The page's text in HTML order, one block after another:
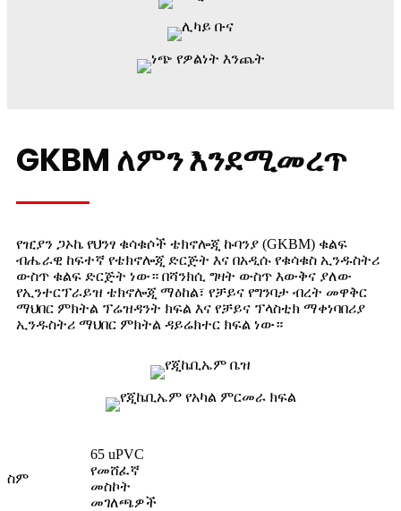
GKBM ለምን እንደሚመረጥ
የዢያን ጋኦኬ የህንፃ ቁሳቁሶች ቴክኖሎጂ ኩባንያ (GKBM) ቁልፍ
ብሔራዊ ከፍተኛ የቴክኖሎጂ ድርጅት እና በአዲሱ የቁሳቁስ ኢንዱስትሪ
ውስጥ ቁልፍ ድርጅት ነው። በሻንክሲ ግዛት ውስጥ እውቅና ያለው
የኢንተርፕራይዝ ቴክኖሎጂ ማዕከል፣ የቻይና የግንባታ ብረት መዋቅር
ማህበር ምክትል ፕሬዝዳንት ክፍል እና የቻይና ፕላስቲክ ማቀነባበሪያ
ኢንዱስትሪ ማህበር ምክትል ዳይሬክተር ክፍል ነው።
ስም
65 uPVC
የመሸፈኛ
መስኮት
መገለጫዎች